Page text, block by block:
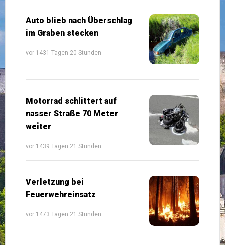
Auto blieb nach Überschlag
im Graben stecken
vor 1431 Tagen 20 Stunden
Motorrad schlittert auf
nasser Straße 70 Meter
weiter
vor 1439 Tagen 21 Stunden
Verletzung bei
Feuerwehreinsatz
vor 1473 Tagen 21 Stunden